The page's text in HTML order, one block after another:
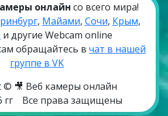
онлайн со всего мира!
, Майами, Сочи, Крым,
и другие Webcam online
обращайтесь в чат в нашей
группе в VK
© 🎥 Веб камеры онлайн
гг
Все права защищены